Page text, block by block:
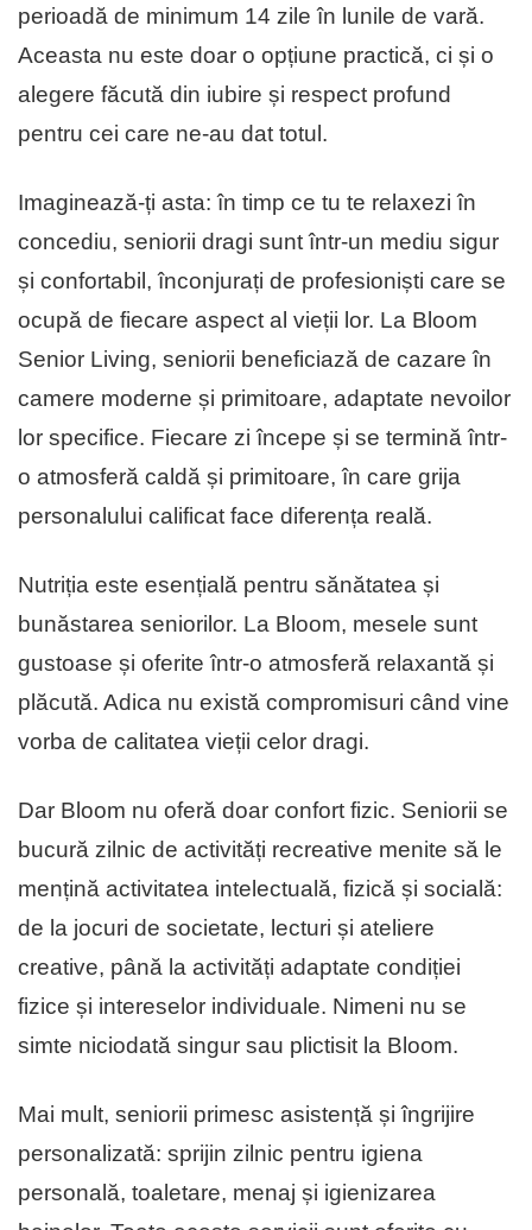
perioadă de minimum 14 zile în lunile de vară.
Aceasta nu este doar o opțiune practică, ci și o
alegere făcută din iubire și respect profund
pentru cei care ne-au dat totul.
Imaginează-ți asta: în timp ce tu te relaxezi în
concediu, seniorii dragi sunt într-un mediu sigur
și confortabil, înconjurați de profesioniști care se
ocupă de fiecare aspect al vieții lor. La Bloom
Senior Living, seniorii beneficiază de cazare în
camere moderne și primitoare, adaptate nevoilor
lor specifice. Fiecare zi începe și se termină într-
o atmosferă caldă și primitoare, în care grija
personalului calificat face diferența reală.
Nutriția este esențială pentru sănătatea și
bunăstarea seniorilor. La Bloom, mesele sunt
gustoase și oferite într-o atmosferă relaxantă și
plăcută. Adica nu există compromisuri când vine
vorba de calitatea vieții celor dragi.
Dar Bloom nu oferă doar confort fizic. Seniorii se
bucură zilnic de activități recreative menite să le
mențină activitatea intelectuală, fizică și socială:
de la jocuri de societate, lecturi și ateliere
creative, până la activități adaptate condiției
fizice și intereselor individuale. Nimeni nu se
simte niciodată singur sau plictisit la Bloom.
Mai mult, seniorii primesc asistență și îngrijire
personalizată: sprijin zilnic pentru igiena
personală, toaletare, menaj și igienizarea